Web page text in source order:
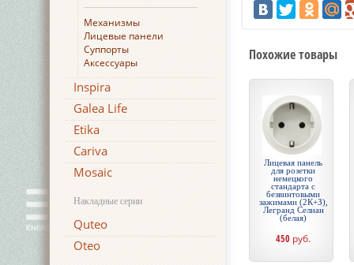
Механизмы
Лицевые панели
Суппорты
Аксессуары
Inspira
Galea Life
Etika
Cariva
Mosaic
Накладные серии
Quteo
Oteo
Похожие товары
Лицевая панель
для розетки
немецкого
стандарта с
безвинтовыми
зажимами (2К+З),
Легранд Селиан
(белая)
450 руб.